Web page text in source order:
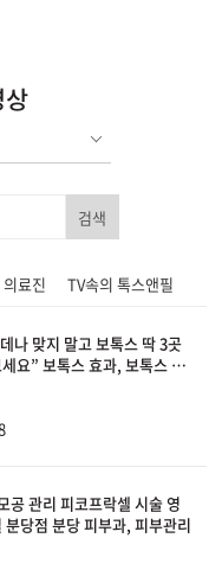
검색
료진 TV속의 톡스앤필
나 맞지 말고 보톡스 딱 3곳
요” 보톡스 효과, 보톡스 부
드리겠습니다.
공 관리 피코프락셀 시술 영
분당점 분당 피부과, 피부관리